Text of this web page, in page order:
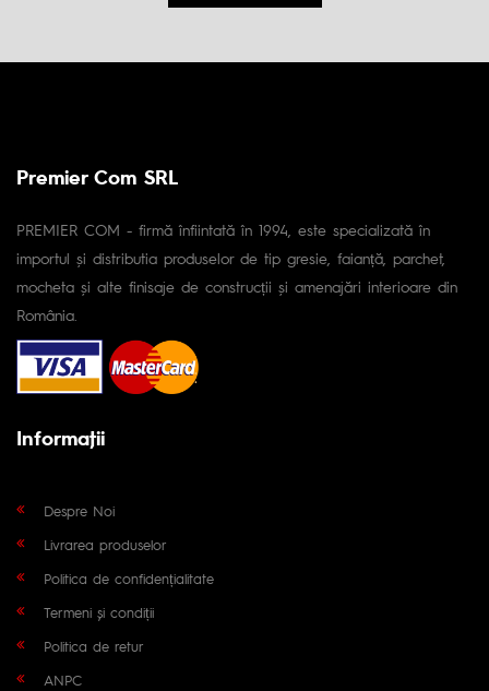
Premier Com SRL
PREMIER COM - firmă înfiintată în 1994, este specializată în
importul și distributia produselor de tip gresie, faianță, parchet,
mocheta și alte finisaje de construcții și amenajări interioare din
România.
Informaţii
Despre Noi
Livrarea produselor
Politica de confidențialitate
Termeni și condiții
Politica de retur
ANPC